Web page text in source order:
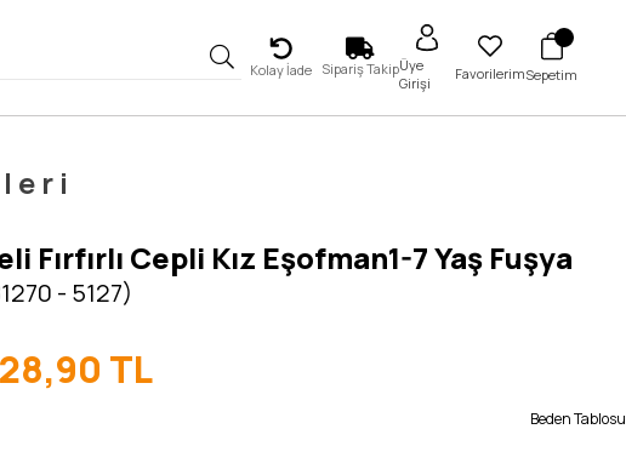
Kolay İade Sipariş TakipÜye
Girişi
FavorilerimSepetim
Fırfırlı Cepli Kız Eşofman1-7 Yaş Fuşya
- 5127)
TL
Beden Tablosu